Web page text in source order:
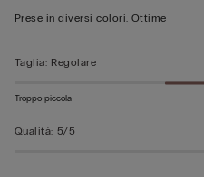
su
Prese in diversi colori. Ottime
Taglia: Regolare
Troppo piccola
Qualità: 5/5